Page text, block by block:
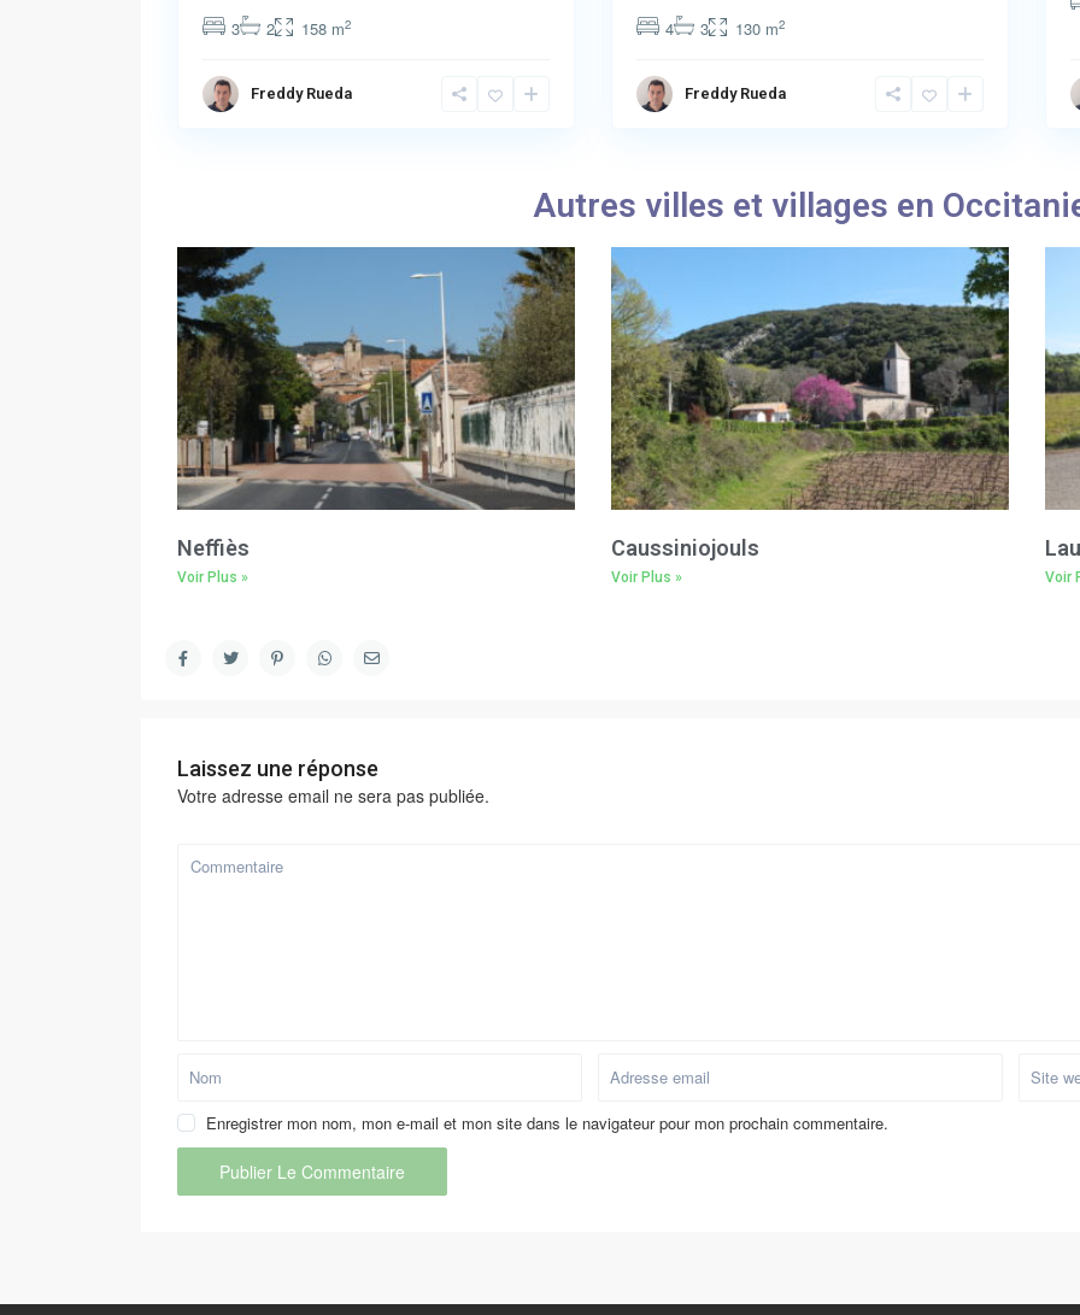
3
2 158 m2
Freddy Rueda
4
3 130 m2
Freddy Rueda
Autres villes et villages en
Neffiès
Voir Plus »
Caussiniojouls
Voir Plus » Voir
Laissez une réponse
Votre adresse email ne sera pas publiée.
Enregistrer mon nom, mon e-mail et mon site dans le navigateur pour mon prochain commentaire.